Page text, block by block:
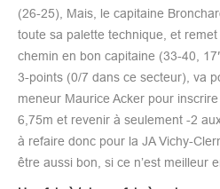
(26-25), Mais, le capitaine
toute sa palette technique, et
chemin en bon capitaine (33-40,
3-points (0/7 dans ce secteur), va
meneur Maurice Acker pour
6,75m et revenir à seulement -2
à refaire donc pour la JA Vichy-
être aussi bon, si ce n’est meilleur